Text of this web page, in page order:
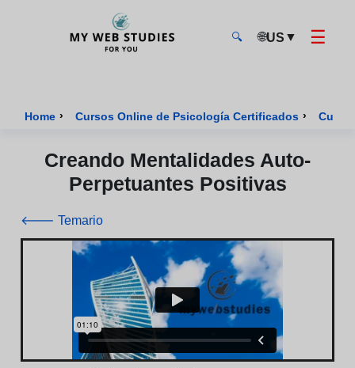
🔍 🌐US ▼ ☰
Home › Cursos Online de Psicología Certificados › Curso
Creando Mentalidades Auto-
Perpetuantes Positivas
🡐 Temario